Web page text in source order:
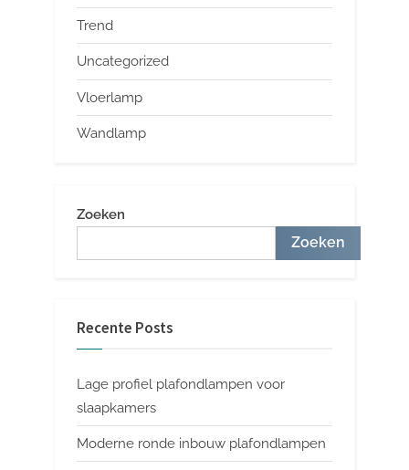
Trend
Uncategorized
Vloerlamp
Wandlamp
Zoeken
Zoeken
Recente Posts
Lage profiel plafondlampen voor
slaapkamers
Moderne ronde inbouw plafondlampen